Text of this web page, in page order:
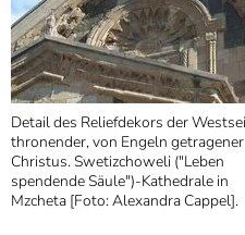
Detail des Reliefdekors der
thronender, von Engeln getragener
Christus. Swetizchoweli ("Leben
spendende Säule")-Kathedrale in
Mzcheta [Foto: Alexandra Cappel].